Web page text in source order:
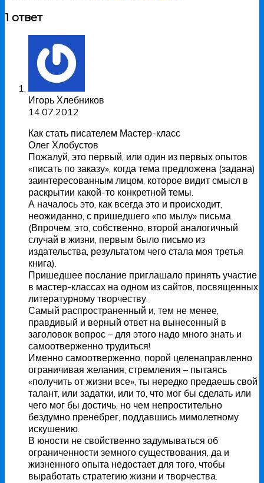
1 ответ
Игорь Хлебников
14.07.2012
Как стать писателем Мастер-класс
Олег Хлобустов
Пожалуй, это первый, или один из первых опытов
«писать по заказу», когда тема предложена (задана)
заинтересованным лицом, которое видит смысл в
раскрытии какой-то конкретной темы.
А началось это, как всегда это и происходит,
неожиданно, с пришедшего «по мылу» письма.
(Впрочем, это, собственно, второй аналогичный
случай в жизни, первым было письмо из
издательства, результатом чего стала моя третья
книга).
Пришедшее послание приглашало принять участие
в мастер-классах на одном из сайтов, посвященных
литературному творчеству.
Самый распространенный и, тем не менее,
правдивый и верный ответ на вынесенный в
заголовок вопрос – для этого надо много знать и
самоотверженно трудиться!
Именно самоотверженно, порой целенаправленно
ограничивая желания, стремления – пытаясь
«получить от жизни все», ты нередко предаешь свой
талант, или задатки, или то, что мог бы сделать или
чего мог бы достичь, но чем непростительно
бездумно пренебрег, поддавшись мимолетному
искушению.
В юности не свойственно задумываться об
ограниченности земного существования, да и
жизненного опыта недостает для того, чтобы
выработать стратегию жизни и творчества.